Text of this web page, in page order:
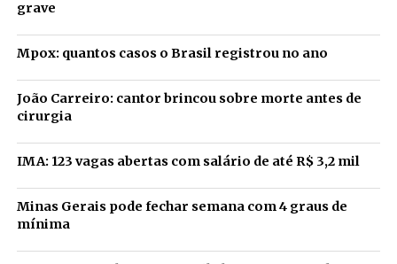
grave
Mpox: quantos casos o Brasil registrou no ano
João Carreiro: cantor brincou sobre morte antes de
cirurgia
IMA: 123 vagas abertas com salário de até R$ 3,2 mil
Minas Gerais pode fechar semana com 4 graus de
mínima